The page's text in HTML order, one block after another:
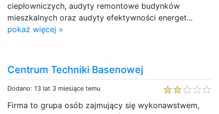
ciepłowniczych, audyty remontowe budynków
mieszkalnych oraz audyty efektywności energet...
pokaż więcej »
Centrum Techniki Basenowej
Dodano: 13 lat 3 miesiące temu
Firma to grupa osób zajmujący się wykonawstwem,